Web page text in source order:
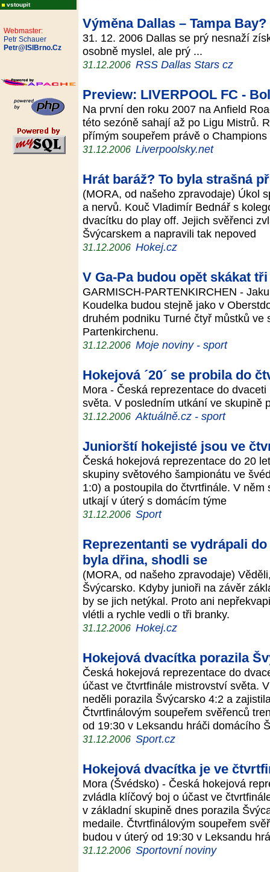
vstoupit
Webmaster:
Petr Schauer
Petr@ISIBrno.Cz
Výměna Dallas – Tampa Bay?
31. 12. 2006 Dallas se prý nesnaží
osobně myslel, ale prý ...
31.12.2006 RSS Dallas Stars cz
Preview: LIVERPOOL FC -
Na první den roku 2007 na Anfield
této sezóně sahají až po Ligu Mistrů.
přímým soupeřem právě o
31.12.2006 Liverpoolsky.net
Hrát baráž? To byla strašná
(MORA, od našeho zpravodaje) Úkol
a nervů. Kouč Vladimír Bednář s
dvacítku do play off. Jejich svěřenci
Švýcarskem a napravili tak nepoved
31.12.2006 Hokej.cz
V Ga-Pa budou opět skákat
GARMISCH-PARTENKIRCHEN -
Koudelka budou stejně jako v
druhém podniku Turné čtyř můstků
Partenkirchenu.
31.12.2006 Moje noviny - sport
Hokejová ´20´ se probila do
Mora - Česká reprezentace do
světa. V posledním utkání ve skupině
31.12.2006 Aktuálně.cz - sport
Juniorští hokejisté jsou ve
Česká hokejová reprezentace do 20
skupiny světového šampionátu ve
1:0) a postoupila do čtvrtfinále. V
utkají v úterý s domácím týme
31.12.2006 Sport
Reprezentanti se vydrápali
byla dřina, shodli se
(MORA, od našeho zpravodaje)
Švýcarsko. Kdyby junioři na závěr
by se jich netýkal. Proto ani
vlétli a rychle vedli o tři branky.
31.12.2006 Hokej.cz
Hokejová dvacítka porazila
Česká hokejová reprezentace do
účast ve čtvrtfinále mistrovství světa.
neděli porazila Švýcarsko 4:2 a
Čtvrtfinálovým soupeřem svěřenců
od 19:30 v Leksandu hráči domácího
31.12.2006 Sport.cz
Hokejová dvacítka je ve
Mora (Švédsko) - Česká hokejová
zvládla klíčový boj o účast ve
v základní skupině dnes porazila
medaile. Čtvrtfinálovým soupeřem
budou v úterý od 19:30 v Leksandu
31.12.2006 Sportovní noviny